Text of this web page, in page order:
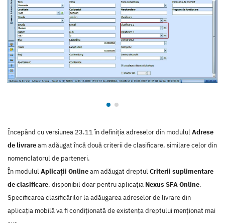
Începând cu versiunea 23.11 în definiția adreselor din modululAdrese
de livraream adăugat încă două criterii de clasificare, similare celor din
nomenclatorul de parteneri.
În modululAplicații Onlineam adăugat dreptulCriterii suplimentare
de clasificare, disponibil doar pentru aplicația Nexus SFA Online.
Specificarea clasificărilor la adăugarea adreselor de livrare din
aplicația mobilă va fi condiționată de existența dreptului menționat mai